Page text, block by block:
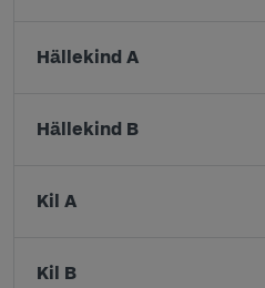
Hällekind A
Hällekind B
Kil A
Kil B